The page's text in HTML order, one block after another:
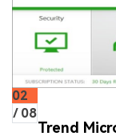
02
/ 08
Trend